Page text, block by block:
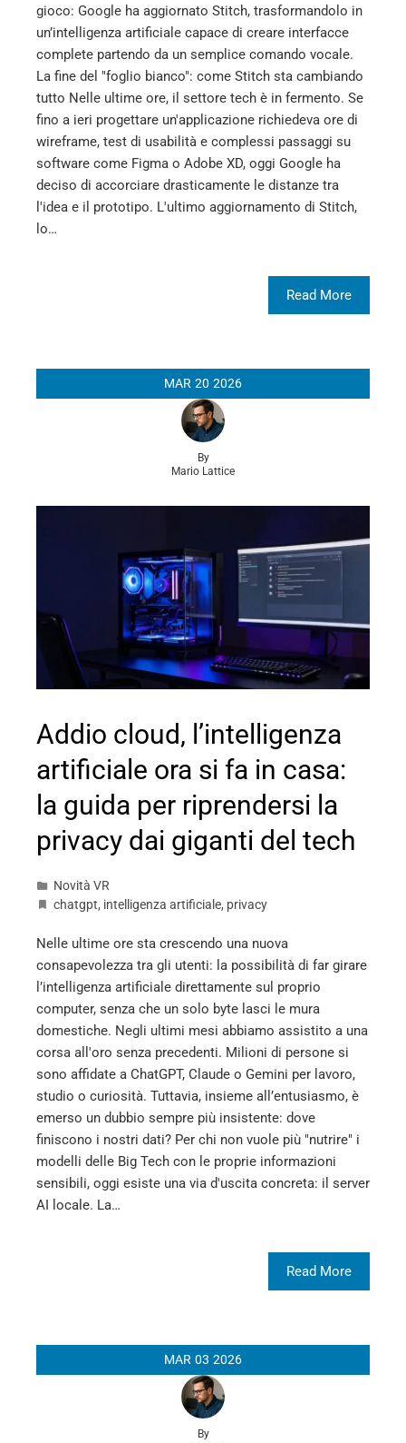
gioco: Google ha aggiornato Stitch, trasformandolo in
un’intelligenza artificiale capace di creare interfacce
complete partendo da un semplice comando vocale.
La fine del "foglio bianco": come Stitch sta cambiando
tutto Nelle ultime ore, il settore tech è in fermento. Se
fino a ieri progettare un'applicazione richiedeva ore di
wireframe, test di usabilità e complessi passaggi su
software come Figma o Adobe XD, oggi Google ha
deciso di accorciare drasticamente le distanze tra
l'idea e il prototipo. L'ultimo aggiornamento di Stitch,
lo…
Read More
MAR 20 2026
By
Mario Lattice
Addio cloud, l’intelligenza
artificiale ora si fa in casa:
la guida per riprendersi la
privacy dai giganti del tech
Novità VR
chatgpt, intelligenza artificiale, privacy
Nelle ultime ore sta crescendo una nuova
consapevolezza tra gli utenti: la possibilità di far girare
l’intelligenza artificiale direttamente sul proprio
computer, senza che un solo byte lasci le mura
domestiche. Negli ultimi mesi abbiamo assistito a una
corsa all'oro senza precedenti. Milioni di persone si
sono affidate a ChatGPT, Claude o Gemini per lavoro,
studio o curiosità. Tuttavia, insieme all’entusiasmo, è
emerso un dubbio sempre più insistente: dove
finiscono i nostri dati? Per chi non vuole più "nutrire" i
modelli delle Big Tech con le proprie informazioni
sensibili, oggi esiste una via d'uscita concreta: il server
AI locale. La…
Read More
MAR 03 2026
By